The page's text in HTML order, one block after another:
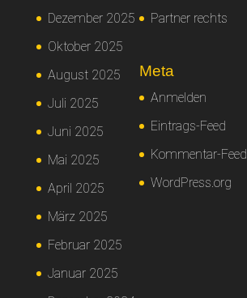
Dezember 2025
Oktober 2025
August 2025
Juli 2025
Juni 2025
Mai 2025
April 2025
März 2025
Februar 2025
Januar 2025
Partner rechts
Meta
Anmelden
Eintrags-Feed
Kommentar-Feed
WordPress.org